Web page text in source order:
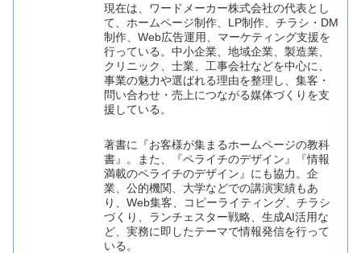
現在は、ワードメーカー株式会社の代表とし
て、ホームページ制作、LP制作、チラシ・DM
制作、Web広告運用、マーケティング支援を
行っている。中小企業、地域企業、製造業、
クリニック、士業、工事会社などを中心に、
事業の魅力や選ばれる理由を整理し、集客・
問い合わせ・売上につながる媒体づくりを支
援している。
著書に『お客様が集まるホームページの教科
書』。また、『ペライチのデザイン』『情報
満載のペライチのデザイン』にも協力。企
業、公的機関、大学などでの講演実績もあ
り、Web集客、コピーライティング、チラシ
づくり、ランチェスター戦略、生成AI活用な
ど、実務に即したテーマで情報発信を行って
いる。